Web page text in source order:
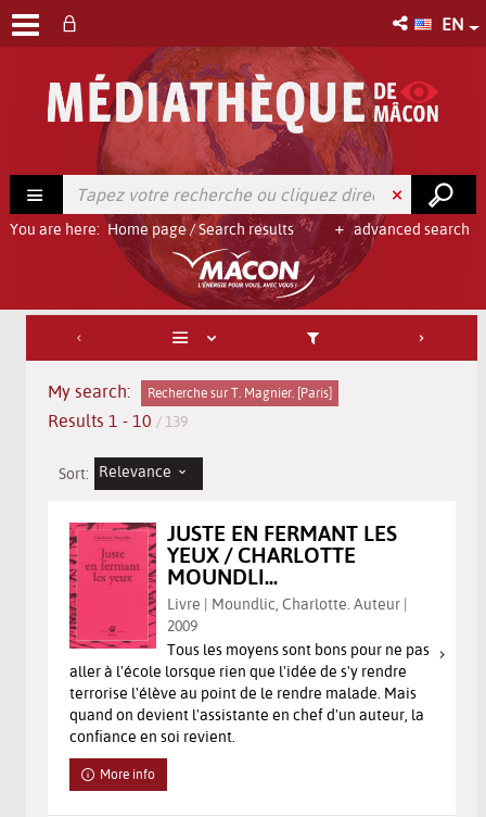
EN
advanced search
You are here: Home page/Search results
My search: Recherche sur T. Magnier. [Paris]
Results 1 - 10 / 139
Sort: Relevance
JUSTE EN FERMANT LES
YEUX / CHARLOTTE
MOUNDLI...
Livre | Moundlic, Charlotte. Auteur |
2009
Tous les moyens sont bons pour ne pas
aller à l'école lorsque rien que l'idée de s'y rendre
terrorise l'élève au point de le rendre malade. Mais
quand on devient l'assistante en chef d'un auteur, la
confiance en soi revient.
More info